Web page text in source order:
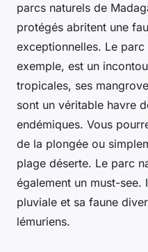
parcs naturels de
protégés abritent une
exceptionnelles. Le
exemple, est un
tropicales, ses
sont un véritable havre
endémiques. Vous
de la plongée ou
plage déserte. Le parc
également un must-
pluviale et sa faune
lémuriens.